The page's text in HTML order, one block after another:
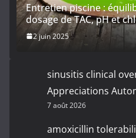
Entretien piscine :
dosage de TAC, pH et
2 juin 2025
sinusitis clinical
Appreciations
7 août 2026
amoxicillin